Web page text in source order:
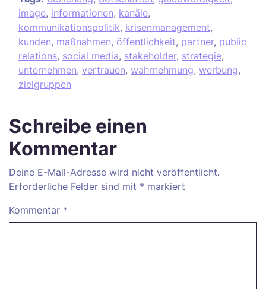
image, informationen, kanäle,
kommunikationspolitik, krisenmanagement,
kunden, maßnahmen, öffentlichkeit, partner, public
relations, social media, stakeholder, strategie,
unternehmen, vertrauen, wahrnehmung, werbung,
zielgruppen
Schreibe einen
Kommentar
Deine E-Mail-Adresse wird nicht veröffentlicht.
Erforderliche Felder sind mit * markiert
Kommentar *